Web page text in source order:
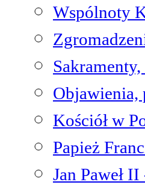
Wspólnoty
Objawienia,
Kościół w
Papież
Jan Paweł